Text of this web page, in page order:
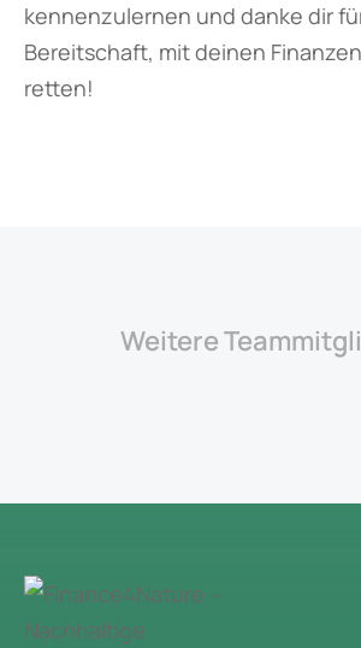
kennenzulernen und danke dir
Bereitschaft, mit deinen
retten!
Weitere